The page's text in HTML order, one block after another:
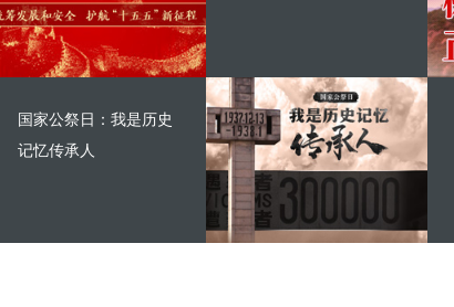
国家公祭日：我是历史
记忆传承人